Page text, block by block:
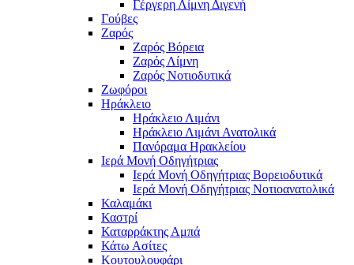
Γέργερη Λίμνη Διγενή
Γούβες
Ζαρός
Ζαρός Βόρεια
Ζαρός Λίμνη
Ζαρός Νοτιοδυτικά
Ζωφόροι
Ηράκλειο
Ηράκλειο Λιμάνι
Ηράκλειο Λιμάνι Ανατολικά
Πανόραμα Ηρακλείου
Ιερά Μονή Οδηγήτριας
Ιερά Μονή Οδηγήτριας Βορειοδυτικά
Ιερά Μονή Οδηγήτριας Νοτιοανατολικά
Καλαμάκι
Καστρί
Καταρράκτης Αμπά
Κάτω Ασίτες
Κουτουλουφάρι